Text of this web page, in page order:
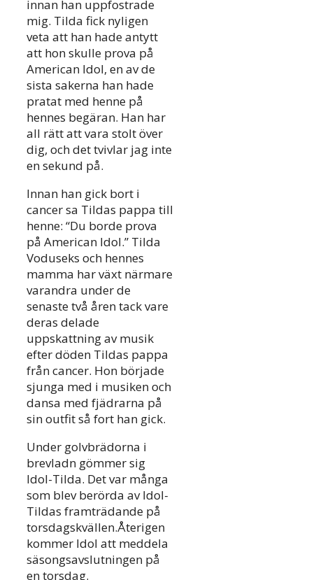
innan han uppfostrade
mig. Tilda fick nyligen
veta att han hade antytt
att hon skulle prova på
American Idol, en av de
sista sakerna han hade
pratat med henne på
hennes begäran. Han har
all rätt att vara stolt över
dig, och det tvivlar jag inte
en sekund på.
Innan han gick bort i
cancer sa Tildas pappa till
henne: “Du borde prova
på American Idol.” Tilda
Voduseks och hennes
mamma har växt närmare
varandra under de
senaste två åren tack vare
deras delade
uppskattning av musik
efter döden Tildas pappa
från cancer. Hon började
sjunga med i musiken och
dansa med fjädrarna på
sin outfit så fort han gick.
Under golvbrädorna i
brevladn gömmer sig
Idol-Tilda. Det var många
som blev berörda av Idol-
Tildas framträdande på
torsdagskvällen.Återigen
kommer Idol att meddela
säsongsavslutningen på
en torsdag.